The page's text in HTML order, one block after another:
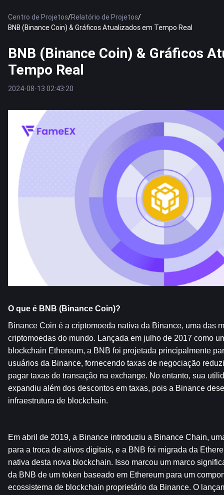
Centro de Projetos/Relatório de Projetos/
BNB (Binance Coin) & Gráficos Atualizados em Tempo Real
BNB (Binance Coin) & Gráficos
Tempo Real
2024-08-13 02:43:20
O que é BNB (Binance Coin)?
Binance Coin é a criptomoeda nativa da Binance, uma das
criptomoedas do mundo. Lançada em julho de 2017 como
blockchain Ethereum, a BNB foi projetada principalmente
usuários da Binance, fornecendo taxas de negociação
pagar taxas de transação na exchange. No entanto, sua
expandiu além dos descontos em taxas, pois a Binance
infraestrutura de blockchain.
Em abril de 2019, a Binance introduziu a Binance Chain,
para a troca de ativos digitais, e a BNB foi migrada da
nativa desta nova blockchain. Isso marcou um marco
da BNB de um token baseado em Ethereum para um
ecossistema de blockchain proprietário da Binance. O